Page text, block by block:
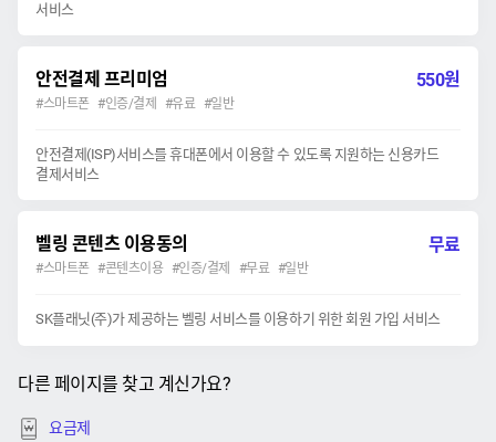
서비스
안전결제 프리미엄 550원
#스마트폰 #인증/결제 #유료 #일반
안전결제(ISP)서비스를 휴대폰에서 이용할 수 있도록 지원하는 신용카드
결제서비스
벨링 콘텐츠 이용동의 무료
#스마트폰 #콘텐츠이용 #인증/결제 #무료 #일반
SK플래닛(주)가 제공하는 벨링 서비스를 이용하기 위한 회원 가입 서비스
다른 페이지를 찾고 계신가요?
요금제